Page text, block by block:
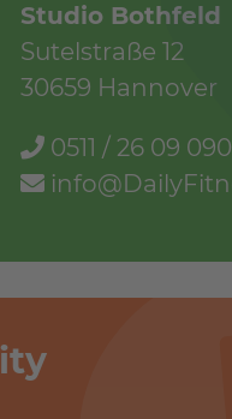
Studio Bothfeld
Sutelstraße 12
30659 Hannover
0511 / 26 09 090